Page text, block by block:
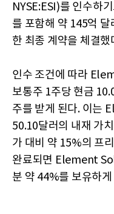
NYSE:ESI)를 인수하
를 포함해 약 145억 달
한 최종 계약을 체결
인수 조건에 따라
보통주 1주당 현금
주를 받게 된다. 이는
50.10달러의 내재 가
가 대비 약 15%의 프
완료되면 Element
분 약 44%를 보유하게